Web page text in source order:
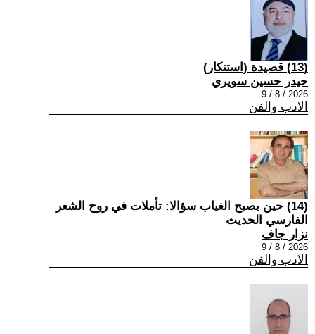
(13) قصيدة (استنكار)
حيدر حسين سويري
2026 / 8 / 9
الادب والفن
(14) حين يصبح الغياب سؤالا: تأملات في روح الشعر
الفارسي الحديث
نزار جاف
2026 / 8 / 9
الادب والفن